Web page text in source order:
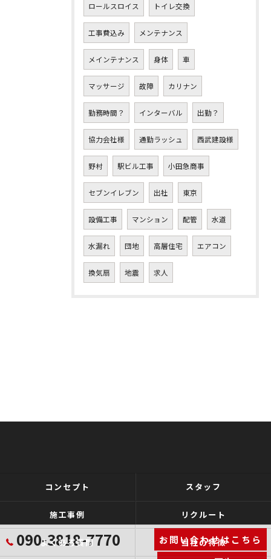
ロールスロイス トイレ交換
工事費込み メンテナンス
メインテナンス 身体 車
マッサージ 故障 カリナン
勤務時間？ インターバル 出勤？
協力会社様 通勤ラッシュ 西武建設様
野村 駅ビル工事 小田急商事
セブンイレブン 出社 東京
設備工事 マンション 配管 水道
水漏れ 団地 高層住宅 エアコン
換気扇 地震 求人
090-3818-7770 お問い合わせはこちら
コンセプト スタッフ
施工事例 リクルート
よくある質問 当社の特徴